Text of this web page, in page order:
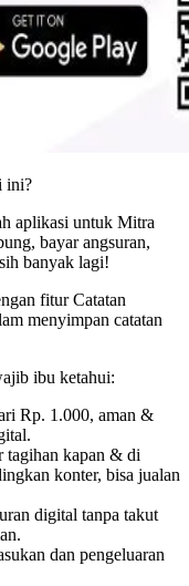
ini?
aplikasi untuk Mitra
bayar angsuran,
banyak lagi!
fitur Catatan
menyimpan catatan
ibu ketahui:
Rp. 1.000, aman &
tagihan kapan & di
konter, bisa jualan
digital tanpa takut
dan pengeluaran